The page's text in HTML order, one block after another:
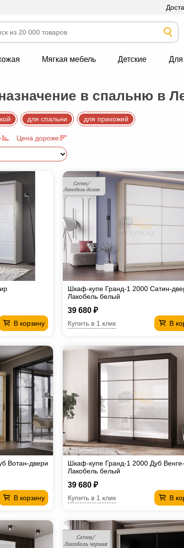
Мягкая мебель Детские
в спальню в
для спальни для прихожей
Цена дороже
В корзину
Шкаф-купе Гранд-1 2000 Сатин-
Лакобель белый
39 680 ₽
В
Купить в 1 клик
Вотан-двери
В корзину
Шкаф-купе Гранд-1 2000 Дуб
Лакобель белый
39 680 ₽
В
Купить в 1 клик